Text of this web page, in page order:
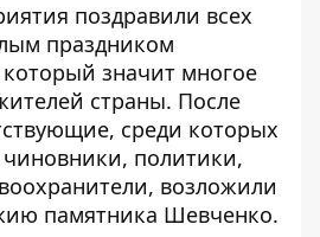
поздравили всех
праздником
значит многое
страны. После
среди которых
политики,
возложили
памятника Шевченко.